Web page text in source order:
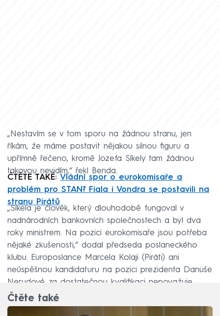
„Nestavím se v tom sporu na žádnou stranu, jen
říkám, že máme postavit nějakou silnou figuru a
upřímně řečeno, kromě Jozefa Síkely tam žádnou
takovou nevidím,“ řekl Benda.
ČTĚTE TAKÉ: Vládní spor o eurokomisaře a
problém pro STAN? Fiala i Vondra se postavili na
stranu Pirátů
„Síkela je člověk, který dlouhodobě fungoval v
nadnárodních bankovních společnostech a byl dva
roky ministrem. Na pozici eurokomisaře jsou potřeba
nějaké zkušenosti,“ dodal předseda poslaneckého
klubu. Europoslance Marcela Kolaji (Piráti) ani
neúspěšnou kandidaturu na pozici prezidenta Danuše
Nerudové za dostatečnou kvalifikaci nepovažuje.
Čtěte také